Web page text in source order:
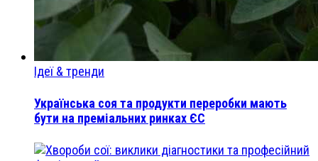
Ідеї & тренди
Українська соя та продукти переробки мають
бути на преміальних ринках ЄС